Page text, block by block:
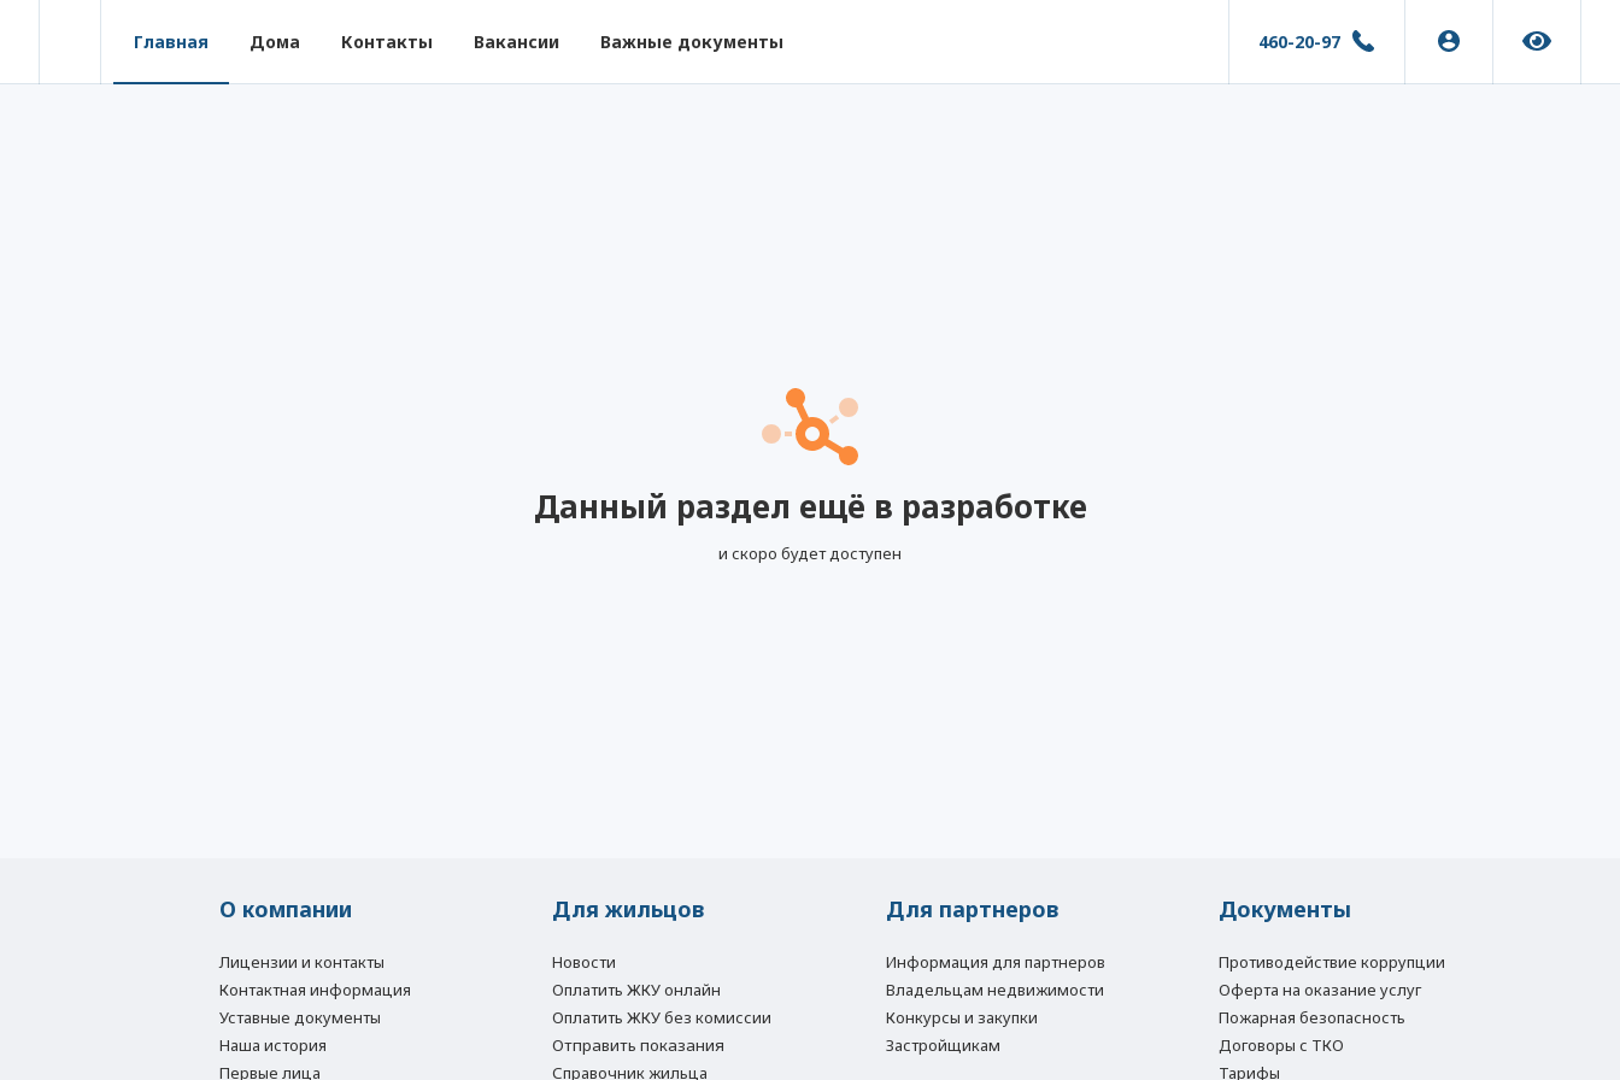
Главная Дома Контакты Вакансии Важные документы 460-20-97
Данный раздел ещё в разработке
и скоро будет доступен
О компании
Лицензии и контакты
Контактная информация
Уставные документы
Наша история
Первые лица
Для жильцов
Новости
Оплатить ЖКУ онлайн
Оплатить ЖКУ без комиссии
Отправить показания
Справочник жильца
Для партнеров
Информация для партнеров
Владельцам недвижимости
Конкурсы и закупки
Застройщикам
Документы
Противодействие коррупции
Оферта на оказание услуг
Пожарная безопасность
Договоры с ТКО
Тарифы